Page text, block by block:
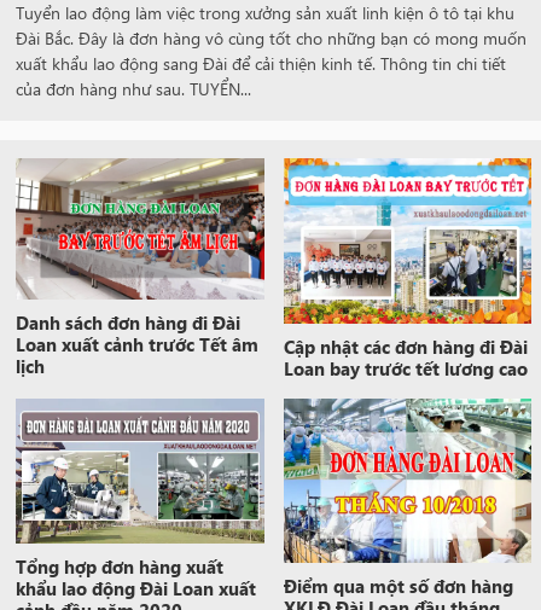
Tuyển lao động làm việc trong xưởng sản xuất linh kiện ô tô tại khu
Đài Bắc. Đây là đơn hàng vô cùng tốt cho những bạn có mong muốn
xuất khẩu lao động sang Đài để cải thiện kinh tế. Thông tin chi tiết
của đơn hàng như sau. TUYỂN...
Danh sách đơn hàng đi Đài
Loan xuất cảnh trước Tết âm
lịch
Cập nhật các đơn hàng đi Đài
Loan bay trước tết lương cao
Tổng hợp đơn hàng xuất
khẩu lao động Đài Loan xuất
Điểm qua một số đơn hàng